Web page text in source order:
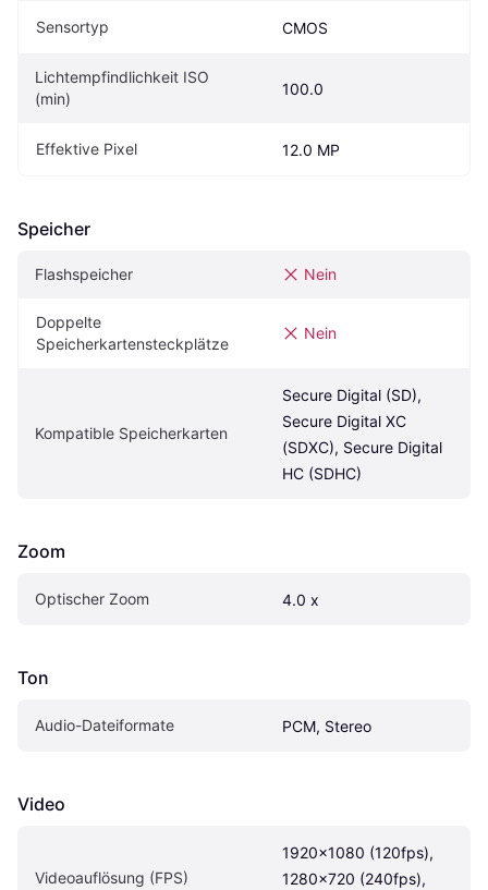
Sensortyp CMOS
Lichtempfindlichkeit ISO
(min)
100.0
Effektive Pixel 12.0 MP
Speicher
Flashspeicher Nein
Doppelte
Speicherkartensteckplätze
Nein
Kompatible Speicherkarten
Secure Digital (SD),
Secure Digital XC
(SDXC), Secure Digital
HC (SDHC)
Zoom
Optischer Zoom 4.0 x
Ton
Audio-Dateiformate PCM, Stereo
Video
Videoauflösung (FPS)
1920x1080 (120fps),
1280x720 (240fps),